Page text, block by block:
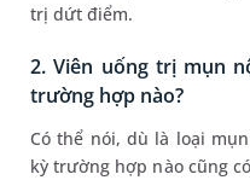
trị dứt điểm.
2. Viên uống trị mụn
trường hợp nào?
Có thể nói, dù là loại
kỳ trường hợp nào cũng